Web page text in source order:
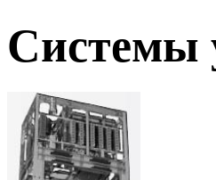
Системы